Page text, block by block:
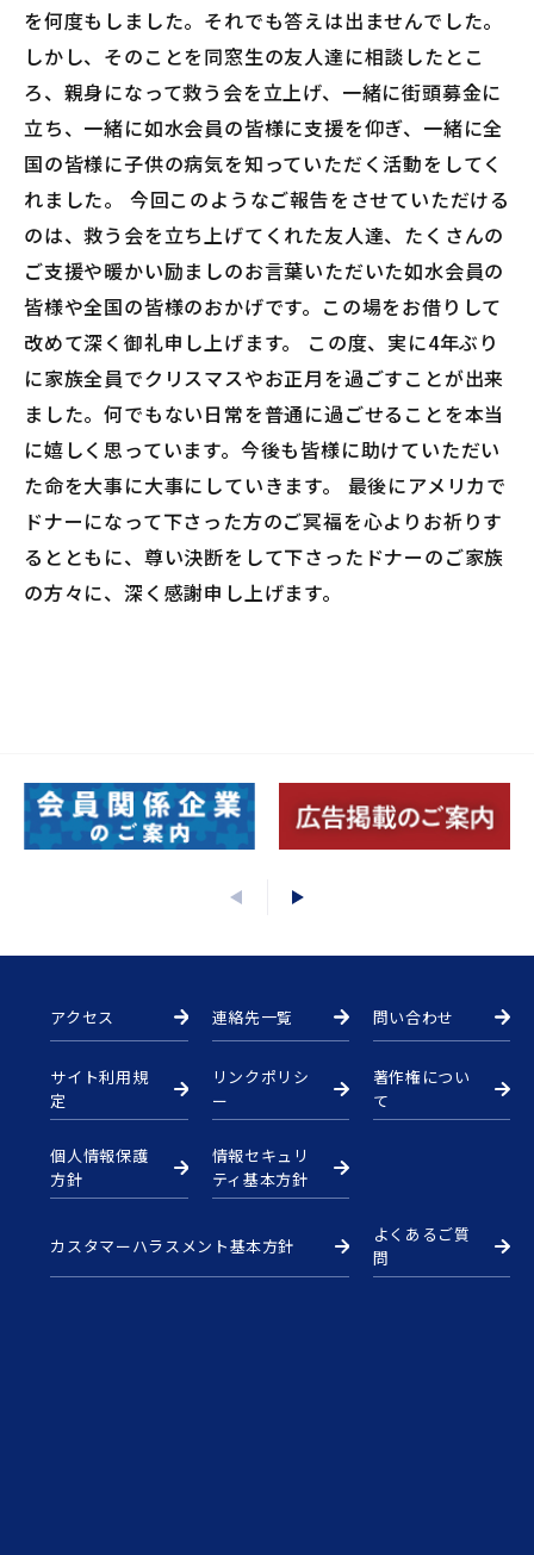
を何度もしました。それでも答えは出ませんでした。
しかし、そのことを同窓生の友人達に相談したとこ
ろ、親身になって救う会を立上げ、一緒に街頭募金に
立ち、一緒に如水会員の皆様に支援を仰ぎ、一緒に全
国の皆様に子供の病気を知っていただく活動をしてく
れました。 今回このようなご報告をさせていただける
のは、救う会を立ち上げてくれた友人達、たくさんの
ご支援や暖かい励ましのお言葉いただいた如水会員の
皆様や全国の皆様のおかげです。この場をお借りして
改めて深く御礼申し上げます。 この度、実に4年ぶり
に家族全員でクリスマスやお正月を過ごすことが出来
ました。何でもない日常を普通に過ごせることを本当
に嬉しく思っています。今後も皆様に助けていただい
た命を大事に大事にしていきます。 最後にアメリカで
ドナーになって下さった方のご冥福を心よりお祈りす
るとともに、尊い決断をして下さったドナーのご家族
の方々に、深く感謝申し上げます。
アクセス 連絡先一覧 問い合わせ
サイト利用規
定
リンクポリシ
ー
著作権につい
て
個人情報保護
方針
情報セキュリ
ティ基本方針
カスタマーハラスメント基本方針
よくあるご質
問